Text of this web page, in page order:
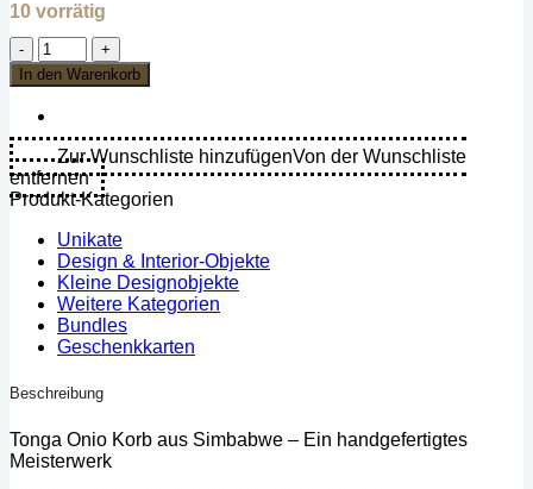
Unterstützen Sie simbabwische Kunsthandwerker und holen Sie
sich ein Stück Tradition nach Hause!
10 vorrätig
Tonga
Zwiebel
Korb
(Simbabwe)
Small
Menge
In den Warenkorb
Zur Wunschliste hinzufügenVon der Wunschliste
entfernen
Produkt-Kategorien
Unikate
Design & Interior-Objekte
Kleine Designobjekte
Weitere Kategorien
Bundles
Geschenkkarten
Beschreibung
Tonga Onio Korb aus Simbabwe – Ein handgefertigtes
Meisterwerk